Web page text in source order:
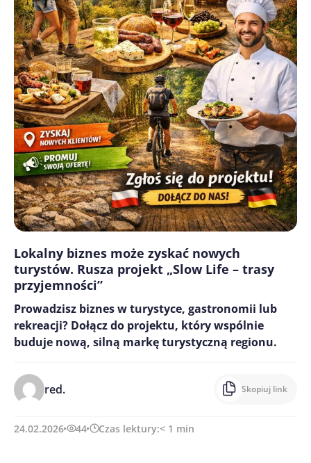
Lokalny biznes może zyskać nowych
turystów. Rusza projekt „Slow Life – trasy
przyjemności”
Prowadzisz biznes w turystyce, gastronomii lub
rekreacji? Dołącz do projektu, który wspólnie
buduje nową, silną markę turystyczną regionu.
red. Skopiuj link
24.02.2026 44 Czas lektury:< 1 min